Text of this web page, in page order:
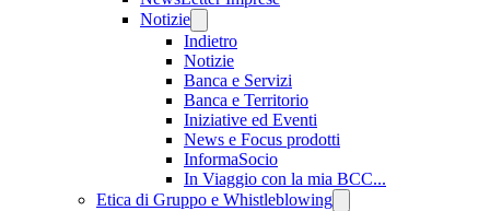
Notizie
Indietro
Notizie
Banca e Servizi
Banca e Territorio
Iniziative ed Eventi
News e Focus prodotti
InformaSocio
In Viaggio con la mia BCC...
Etica di Gruppo e Whistleblowing